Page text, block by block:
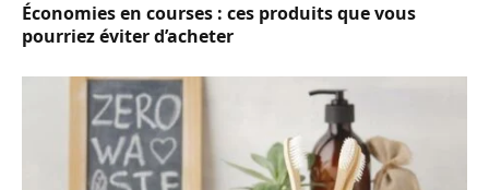
Économies en courses : ces produits que vous
pourriez éviter d’acheter